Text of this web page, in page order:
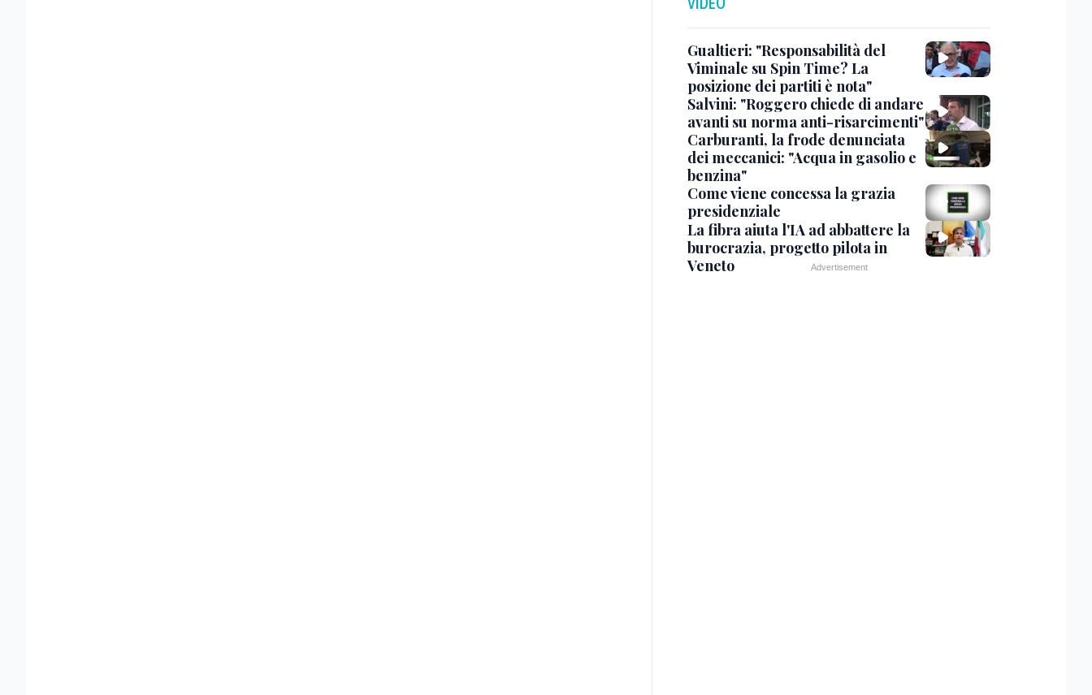
Gualtieri: "Responsabilità del
Viminale su Spin Time? La
posizione dei partiti è nota"
Salvini: "Roggero chiede di andare
avanti su norma anti-risarcimenti"
Carburanti, la frode denunciata
dei meccanici: "Acqua in gasolio e
benzina"
Come viene concessa la grazia
presidenziale
La fibra aiuta l'IA ad abbattere la
burocrazia, progetto pilota in
Veneto